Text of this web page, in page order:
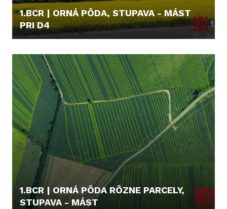
1.BCR | ORNÁ PÔDA, STUPAVA - MÁST
PRI D4
1.BCR | ORNÁ PÔDA RÔZNE PARCELY,
STUPAVA - MÁST